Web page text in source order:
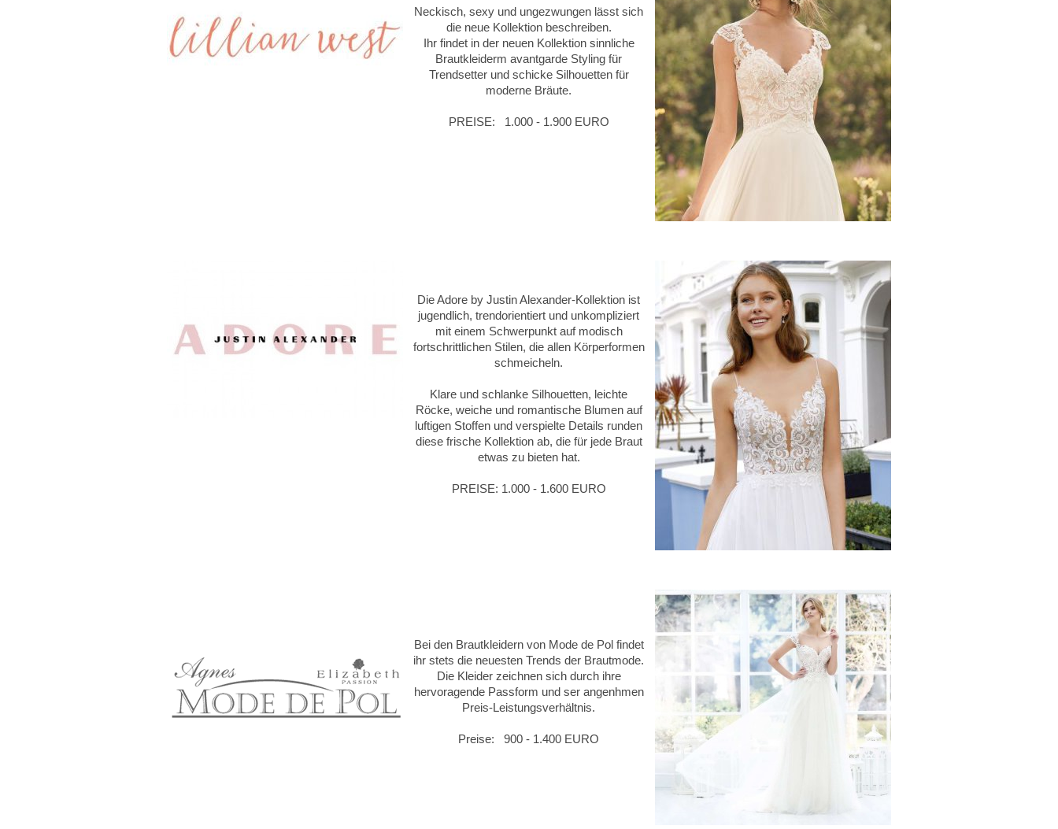
Neckisch, sexy und ungezwungen lässt sich
die neue Kollektion beschreiben.
Ihr findet in der neuen Kollektion sinnliche
Brautkleiderm avantgarde Styling für
Trendsetter und schicke Silhouetten für
moderne Bräute.
PREISE: 1.000 - 1.900 EURO
Die Adore by Justin Alexander-Kollektion ist
jugendlich, trendorientiert und unkompliziert
mit einem Schwerpunkt auf modisch
fortschrittlichen Stilen, die allen Körperformen
schmeicheln.
Klare und schlanke Silhouetten, leichte
Röcke, weiche und romantische Blumen auf
luftigen Stoffen und verspielte Details runden
diese frische Kollektion ab, die für jede Braut
etwas zu bieten hat.
PREISE: 1.000 - 1.600 EURO
Bei den Brautkleidern von Mode de Pol findet
ihr stets die neuesten Trends der Brautmode.
Die Kleider zeichnen sich durch ihre
hervoragende Passform und ser angenhmen
Preis-Leistungsverhältnis.
Preise: 900 - 1.400 EURO